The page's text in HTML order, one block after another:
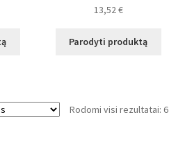
13,52€
Parodyti produktą
Rodomi visi rezultatai: 6